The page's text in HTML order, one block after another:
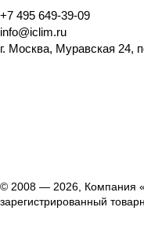
+7 495 649-39-09
info@iclim.ru
г. Москва, Муравская 24,
© 2008 — 2026, Компания
зарегистрированный